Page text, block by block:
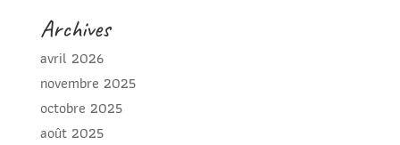
Archives
avril 2026
novembre 2025
octobre 2025
août 2025